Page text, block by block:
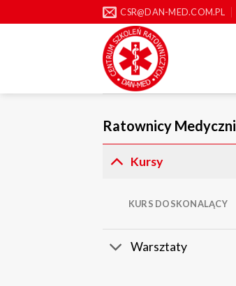
to
CSR@DAN-MED.COM.PL
Ratownicy Medyczni
Kursy
KURS DOSKONALĄCY
Warsztaty